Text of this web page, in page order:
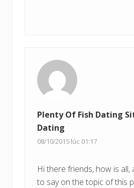
Plenty Of Fish Dating
Dating
08/10/2015 lúc 01:17
Hi there friends, how is
to say on the topic of this